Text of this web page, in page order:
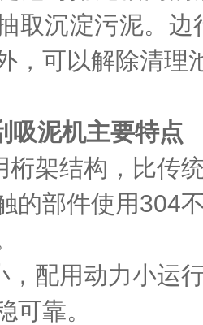
取沉淀污泥。
，可以解除清理
吸泥机主要特点
桁架结构，比传
的部件使用304
，配用动力小运
可靠。